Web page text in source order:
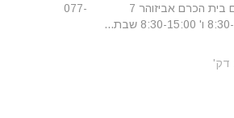
השבת - 23:00 ירושלים בית הכרם אביזוהר 7 077-